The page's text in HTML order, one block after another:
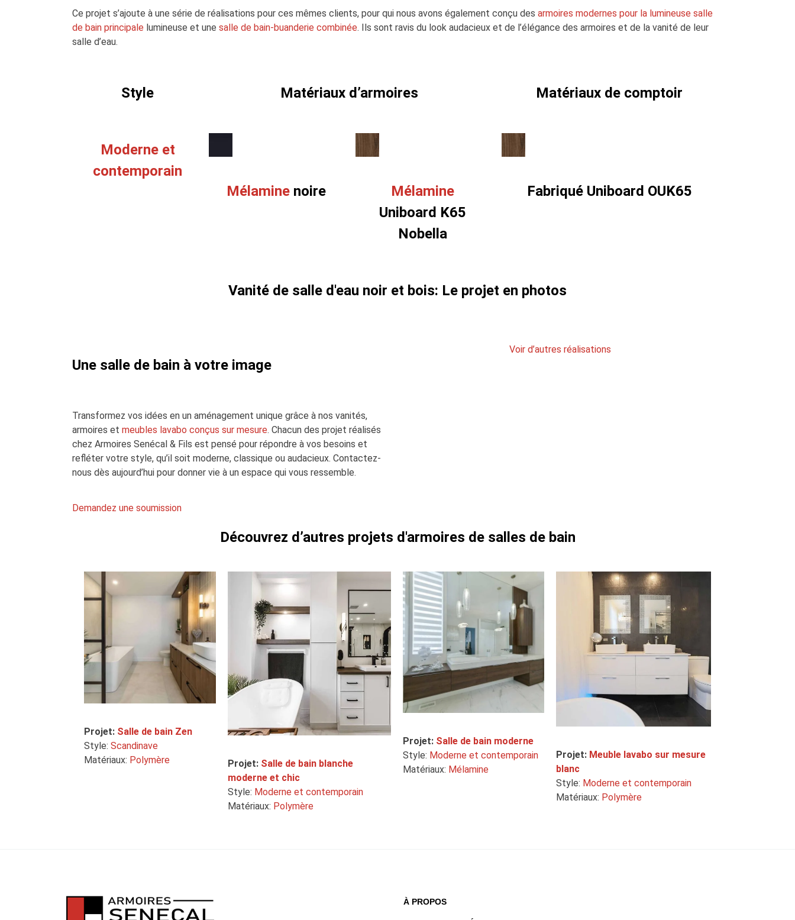
Ce projet s’ajoute à une série de réalisations pour ces mêmes clients, pour qui nous avons également conçu des armoires modernes pour la lumineuse salle
de bain principale lumineuse et une salle de bain-buanderie combinée. Ils sont ravis du look audacieux et de l’élégance des armoires et de la vanité de leur
salle d’eau.
Style
Moderne et
contemporain
Matériaux d’armoires
Mélaminenoire
Mélamine
Uniboard K65
Nobella
Matériaux de comptoir
Fabriqué Uniboard OUK65
Vanité de salle d'eau noir et bois: Le projet en photos
Une salle de bain à votre image
Transformez vos idées en un aménagement unique grâce à nos vanités,
armoires et meubles lavabo conçus sur mesure. Chacun des projet réalisés
chez Armoires Senécal & Fils est pensé pour répondre à vos besoins et
refléter votre style, qu’il soit moderne, classique ou audacieux. Contactez-
nous dès aujourd’hui pour donner vie à un espace qui vous ressemble.
Demandez une soumission
Voir d’autres réalisations
Découvrez d’autres projets d'armoires de salles de bain
Projet: Salle de bain Zen
Style: Scandinave
Matériaux: Polymère Projet: Salle de bain blanche
moderne et chic
Style: Moderne et contemporain
Matériaux: Polymère
Projet: Salle de bain moderne
Style: Moderne et contemporain
Matériaux: Mélamine
Projet: Meuble lavabo sur mesure
blanc
Style: Moderne et contemporain
Matériaux: Polymère
À PROPOS